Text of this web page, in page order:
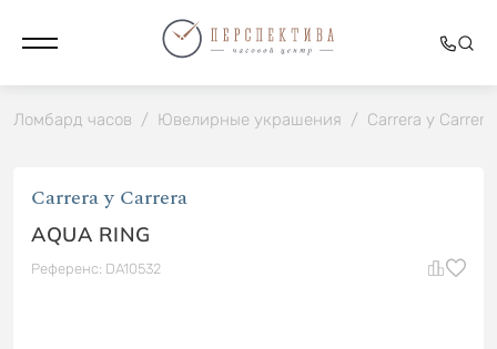
Ломбард часов / Ювелирные украшения / Carrera y Carrera
Carrera y Carrera
AQUA RING
Референс: DA10532